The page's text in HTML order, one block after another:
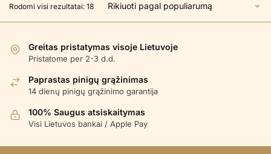
Rodomi visi rezultatai: 18Rūšiuojama
Greitas pristatymas visoje Lietuvoje
Pristatome per 2-3 d.d.
Paprastas pinigų grąžinimas
14 dienų pinigų grąžinimo garantija
100% Saugus atsiskaitymas
Visi Lietuvos bankai / Apple Pay